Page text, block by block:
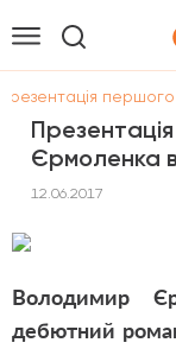
Презентація
Єрмоленка
12.06.2017
Володимир
дебютний